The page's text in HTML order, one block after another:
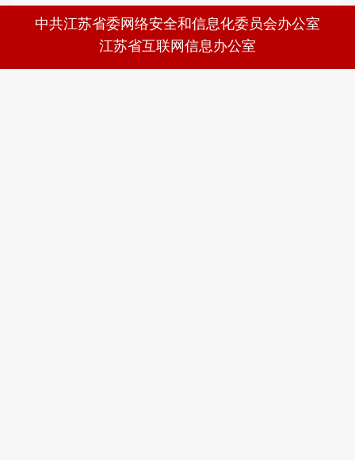
中共江苏省委网络安全和信息化委员会办公室
江苏省互联网信息办公室